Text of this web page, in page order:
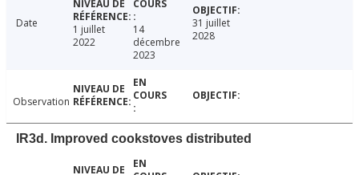
Date
1 juillet
2022
14
décembre
2023
31 juillet
2028
Observation
IR3d. Improved cookstoves distributed